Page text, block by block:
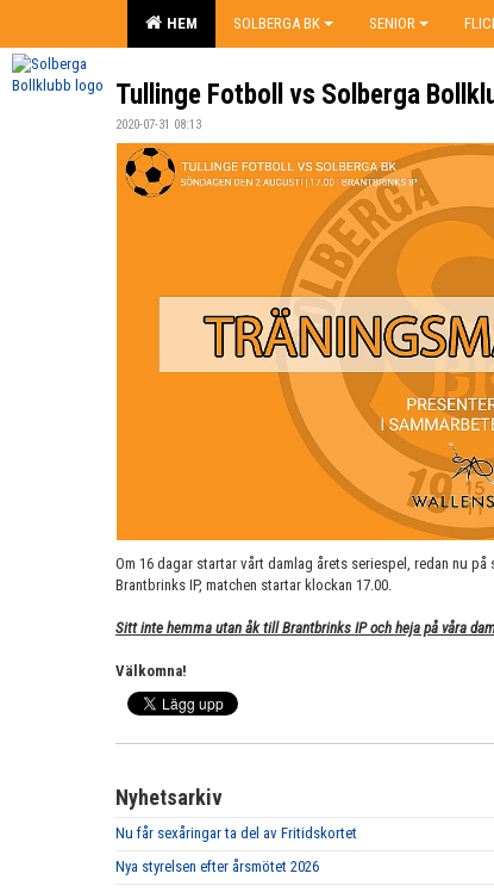
HEM SOLBERGA BK SENIOR
Tullinge Fotboll vs Solberga
2020-07-31 08:13
Om 16 dagar startar vårt damlag årets seriespel, redan nu
Brantbrinks IP, matchen startar klockan 17.00.
Sitt inte hemma utan åk till Brantbrinks IP och heja på våra
Välkomna!
Nyhetsarkiv
Nu får sexåringar ta del av Fritidskortet
Nya styrelsen efter årsmötet 2026